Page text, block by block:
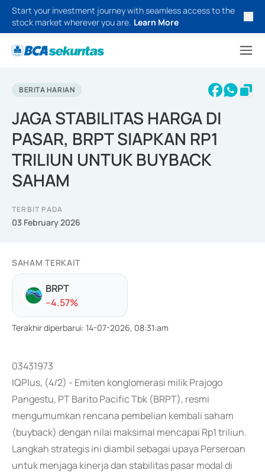
Start your investment journey with seamless access to the
stock market wherever you are. Learn More
BERITA HARIAN
JAGA STABILITAS HARGA DI
PASAR, BRPT SIAPKAN RP1
TRILIUN UNTUK BUYBACK
SAHAM
TERBIT PADA
03 February 2026
SAHAM TERKAIT
BRPT
--4.57%
Terakhir diperbarui: 14-07-2026, 08:31:am
03431973
IQPlus, (4/2) - Emiten konglomerasi milik Prajogo
Pangestu, PT Barito Pacific Tbk (BRPT), resmi
mengumumkan rencana pembelian kembali saham
(buyback) dengan nilai maksimal mencapai Rp1 triliun.
Langkah strategis ini diambil sebagai upaya Perseroan
untuk menjaga kinerja dan stabilitas pasar modal di